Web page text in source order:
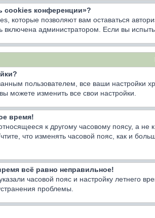
cookies конференции»?
которые позволяют вам оставаться
включена администратором. Если вы
пользователем, все ваши
можете изменить все свои настройки.
время!
к другому часовому поясу, а не
что изменять часовой пояс, как и
всё равно неправильное!
часовой пояс и настройку летнего
проблемы.